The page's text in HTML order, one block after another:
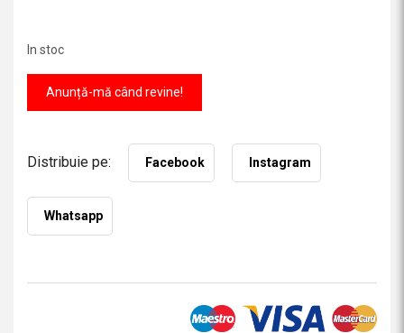
In stoc
Anunță-mă când revine!
Distribuie pe: Facebook Instagram
Whatsapp